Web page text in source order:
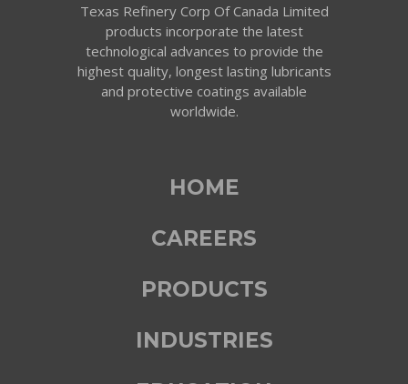
Texas Refinery Corp Of Canada Limited
products incorporate the latest
technological advances to provide the
highest quality, longest lasting lubricants
and protective coatings available
worldwide.
HOME
CAREERS
PRODUCTS
INDUSTRIES